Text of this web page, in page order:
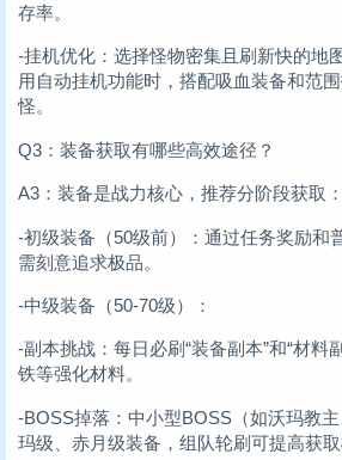
存率。
-挂机优化：选择怪物密集且刷新快的地
用自动挂机功能时，搭配吸血装备和范
怪。
Q3：装备获取有哪些高效途径？
A3：装备是战力核心，推荐分阶段获取：
-初级装备（50级前）：通过任务奖励和
需刻意追求极品。
-中级装备（50-70级）：
-副本挑战：每日必刷“装备副本”和“材料
铁等强化材料。
-BOSS掉落：中小型BOSS（如沃玛教
玛级、赤月级装备，组队轮刷可提高获取